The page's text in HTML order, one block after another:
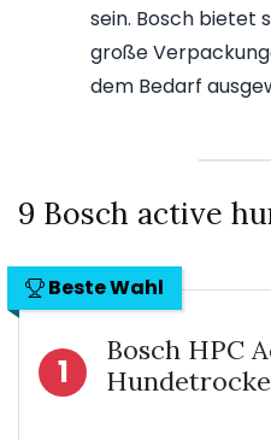
sein. Bosch bietet
große
dem Bedarf
9 Bosch active
Beste Wahl
1
Bosch HPC